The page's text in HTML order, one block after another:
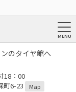
のタイヤ館へ
18：00
町6-23
Map